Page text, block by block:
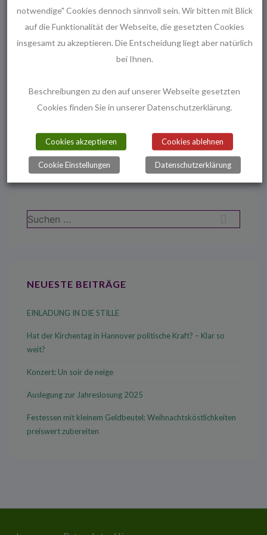
Katrin Wiedersheim
PS: es liegt dort nur der Stein, Bestattungen sind auf dem
Kirchgrundstück nicht erlaubt.
Beitrag
ist
für Melanchthon
Beitrag
ist unantastbar“ ›
Suchen
nach:
NEUESTE BEITRÄGE
EINLADUNG IN DIE STILLE
Hat der Kirchentag in Hannover politische Kraft? – Klar so
weit?
Konzert: Un soir de neige
Auslegung zur Jahreslosung 2025
Festessen mit kleinem Geldbeutel: Weihnachtsköstlichkeiten
preiswert zubereiten
notwendige" Cookies dennoch sinnvoll sein. Wir bitten mit Blick
auf die Funktionalität der Webseite, die gesetzten Cookies
insgesamt zu akzeptieren. Die Entscheidung liegt aber natürlich
bei Ihnen.
Beschreibungen zu den auf unserer Webseite gesetzten
Cookies finden Sie in unserer Datenschutzerklärung.
Cookies akzeptieren Cookies ablehnen
Cookie Einstellungen Datenschutzerklärung